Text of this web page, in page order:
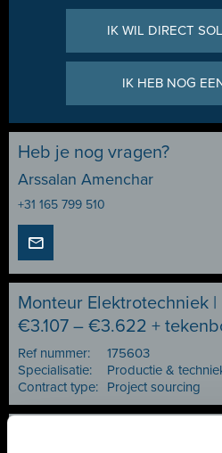
IK WIL DIRECT
IK HEB NOG
Heb je nog vragen?
Arssalan Amenchar
+31 165 799 510
Monteur Elektrotechniek |
€3.107 – €3.622 +
Ref nummer:
175603
Specialisatie:
Productie &
Contract type:
Project sourcing